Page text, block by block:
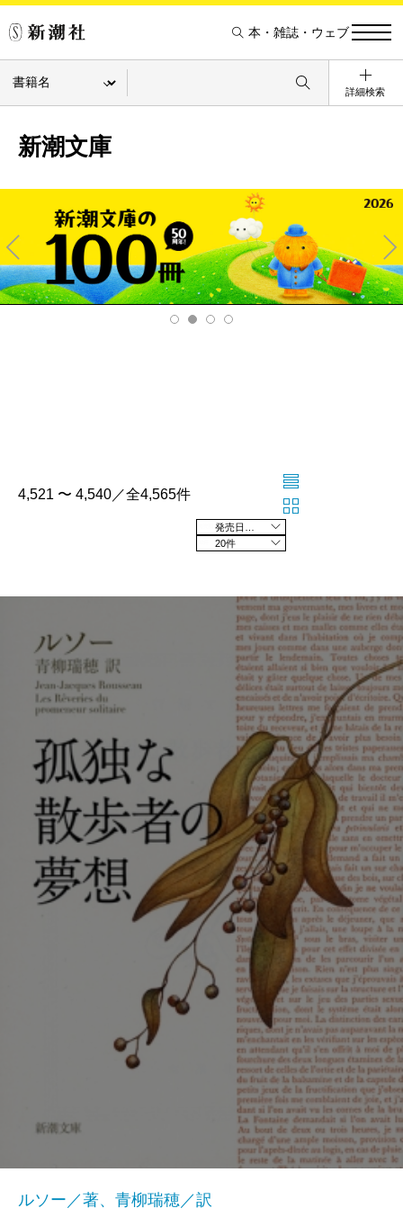
本・雑誌・ウェブ
詳細検索
新潮文庫
Pre
v
Ne
xt
4,521 〜 4,540／全4,565件
20件
ルソー／著、青柳瑞穂／訳